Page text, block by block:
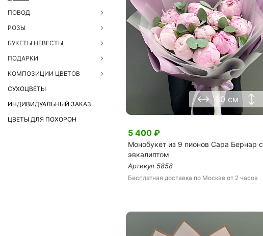
ЦВЕТЫ ДЛЯ ПОХОРОН
ПОВОД
РОЗЫ
БУКЕТЫ НЕВЕСТЫ
ПОДАРКИ
КОМПОЗИЦИИ ЦВЕТОВ
СУХОЦВЕТЫ
ИНДИВИДУАЛЬНЫЙ ЗАКАЗ
ЦВЕТЫ ДЛЯ ПОХОРОН
30 см
5 400 ₽
Монобукет из 9 пионов Сара Бернар с
эвкалиптом
Артикул 5858
Бесплатная доставка по Москве от 2 часов